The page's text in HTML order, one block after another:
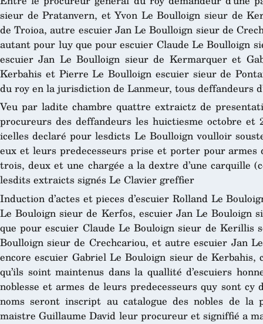
sieur de Pratanvern, et Yvon Le Boulloign sieur de
de Troioa, autre escuier Jan Le Boulloign sieur de
autant pour luy que pour escuier Claude Le Boulloign
escuier Jan Le Boulloign sieur de Kermarquer et
Kerbahis et Pierre Le Boulloign escuier sieur de
du roy en la jurisdiction de Lanmeur, tous deffandeurs
Veu par ladite chambre quattre extraictz de
procureurs des deffandeurs les huictiesme octobre et
icelles declaré pour lesdicts Le Boulloign voulloir
eux et leurs predecesseurs prise et porter pour armes
trois, deux et une chargée a la dextre d’une carquille
lesdits extraicts signés Le Clavier greffier
Induction d’actes et pieces d’escuier Rolland Le
Le Bouloign sieur de Kerfos, escuier Jan Le Bouloign
que pour escuier Claude Le Bouloign sieur de Kerillis
Boulloign sieur de Crechcariou, et autre escuier Jan
encore escuier Gabriel Le Bouloign sieur de
qu’ils soint maintenus dans la quallité d’escuiers
noblesse et armes de leurs predecesseurs quy sont
noms seront inscript au catalogue des nobles de la
maistre Guillaume David leur procureur et signiffié a